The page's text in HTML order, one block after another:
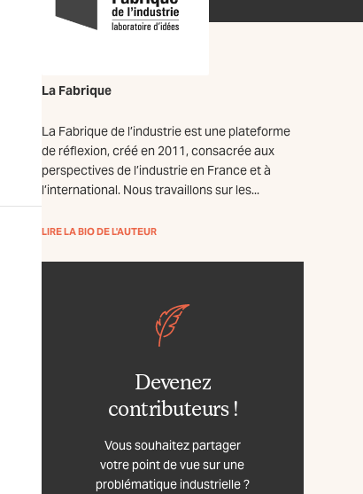
La Fabrique
La Fabrique de l’industrie est une plateforme
de réflexion, créé en 2011, consacrée aux
perspectives de l’industrie en France et à
l’international. Nous travaillons sur les...
LIRE LA BIO DE L'AUTEUR
Devenez
contributeurs !
Vous souhaitez partager
votre point de vue sur une
problématique industrielle ?